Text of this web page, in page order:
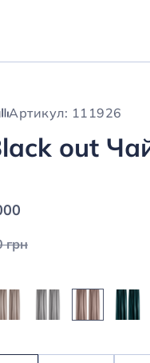
Артикул: 111926
out
грн